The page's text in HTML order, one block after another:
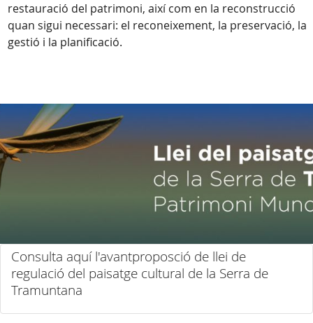
restauració del patrimoni, així com en la reconstrucció
quan sigui necessari: el reconeixement, la preservació, la
gestió i la planificació.
Consulta aquí l'avantproposció de llei de
regulació del paisatge cultural de la Serra de
Tramuntana